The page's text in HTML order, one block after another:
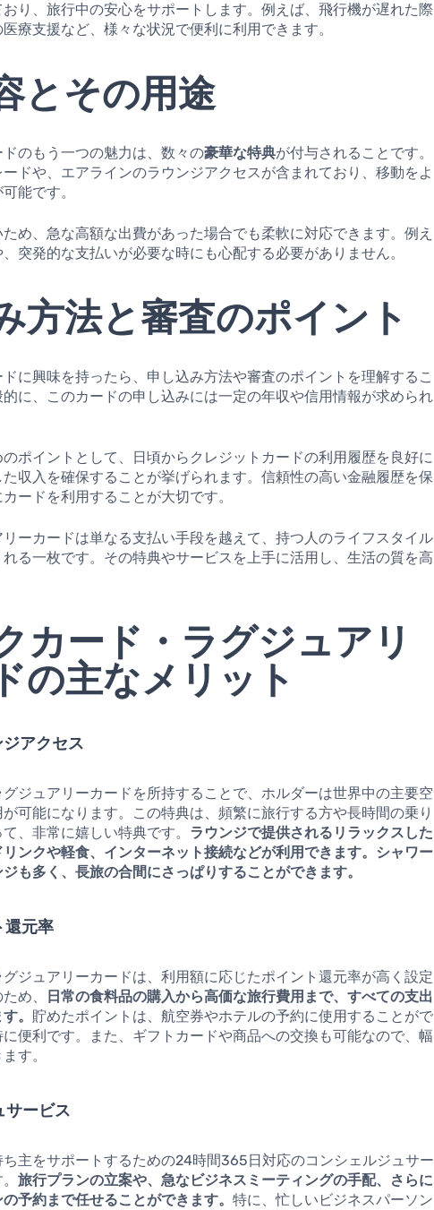
り、旅行中の安心をサポートします。例えば、飛行機が遅れた際
療支援など、様々な状況で便利に利用できます。
とその用途
のもう一つの魅力は、数々の豪華な特典が付与されることです。
ドや、エアラインのラウンジアクセスが含まれており、移動をよ
能です。
め、急な高額な出費があった場合でも柔軟に対応できます。例え
突発的な支払いが必要な時にも心配する必要がありません。
方法と審査のポイント
に興味を持ったら、申し込み方法や審査のポイントを理解するこ
に、このカードの申し込みには一定の年収や信用情報が求められ
ポイントとして、日頃からクレジットカードの利用履歴を良好に
収入を確保することが挙げられます。信頼性の高い金融履歴を保
ードを利用することが大切です。
ーカードは単なる支払い手段を越えて、持つ人のライフスタイル
る一枚です。その特典やサービスを上手に活用し、生活の質を高
カード・ラグジュアリ
の主なメリット
アクセス
ジュアリーカードを所持することで、ホルダーは世界中の主要空
可能になります。この特典は、頻繁に旅行する方や長時間の乗り
、非常に嬉しい特典です。 ラウンジで提供されるリラックスした
ンクや軽食、インターネット接続などが利用できます。シャワー
も多く、長旅の合間にさっぱりすることができます。
還元率
ジュアリーカードは、利用額に応じたポイント還元率が高く設定
め、
日常の食料品の購入から高価な旅行費用まで、すべての支出
。 貯めたポイントは、航空券やホテルの予約に使用することがで
便利です。また、ギフトカードや商品への交換も可能なので、幅
す。
サービス
主をサポートするための24時間365日対応のコンシェルジュサー
。旅行プランの立案や、急なビジネスミーティングの手配、さらに
予約まで任せることができます。特に、忙しいビジネスパーソン